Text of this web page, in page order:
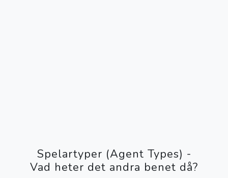
Spelartyper (Agent Types) -
Vad heter det andra benet då?